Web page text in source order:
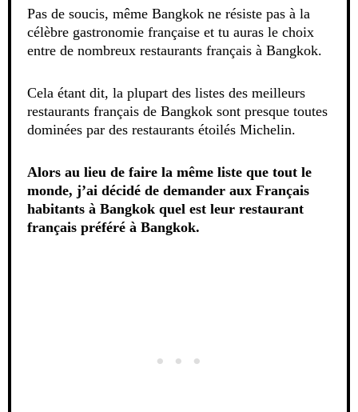
Pas de soucis, même Bangkok ne résiste pas à la
célèbre gastronomie française et tu auras le choix
entre de nombreux restaurants français à Bangkok.
Cela étant dit, la plupart des listes des meilleurs
restaurants français de Bangkok sont presque toutes
dominées par des restaurants étoilés Michelin.
Alors au lieu de faire la même liste que tout le
monde, j’ai décidé de demander aux Français
habitants à Bangkok quel est leur restaurant
français préféré à Bangkok.